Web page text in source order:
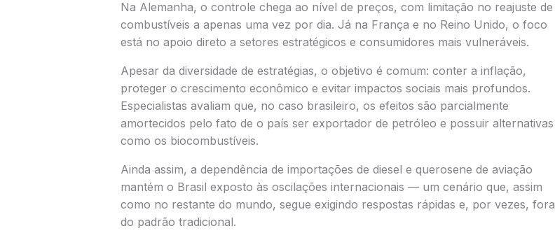
Na Alemanha, o controle chega ao nível de preços, com limitação no reajuste de
combustíveis a apenas uma vez por dia. Já na França e no Reino Unido, o foco
está no apoio direto a setores estratégicos e consumidores mais vulneráveis.
Apesar da diversidade de estratégias, o objetivo é comum: conter a inflação,
proteger o crescimento econômico e evitar impactos sociais mais profundos.
Especialistas avaliam que, no caso brasileiro, os efeitos são parcialmente
amortecidos pelo fato de o país ser exportador de petróleo e possuir alternativas
como os biocombustíveis.
Ainda assim, a dependência de importações de diesel e querosene de aviação
mantém o Brasil exposto às oscilações internacionais — um cenário que, assim
como no restante do mundo, segue exigindo respostas rápidas e, por vezes, fora
do padrão tradicional.